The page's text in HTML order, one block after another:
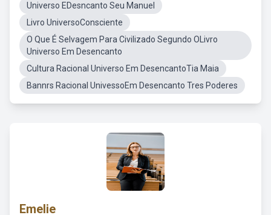
Universo EDesncanto Seu Manuel
Livro UniversoConsciente
O Que É Selvagem Para Civilizado Segundo OLivro
Universo Em Desencanto
Cultura Racional Universo Em DesencantoTia Maia
Bannrs Racional UnivessoEm Desencanto Tres Poderes
Emelie